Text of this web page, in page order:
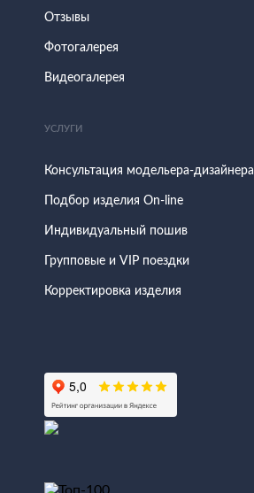
Отзывы
Фотогалерея
Видеогалерея
УСЛУГИ
Консультация модельера-дизайнера
Подбор изделия On-line
Индивидуальный пошив
Групповые и VIP поездки
Корректировка изделия